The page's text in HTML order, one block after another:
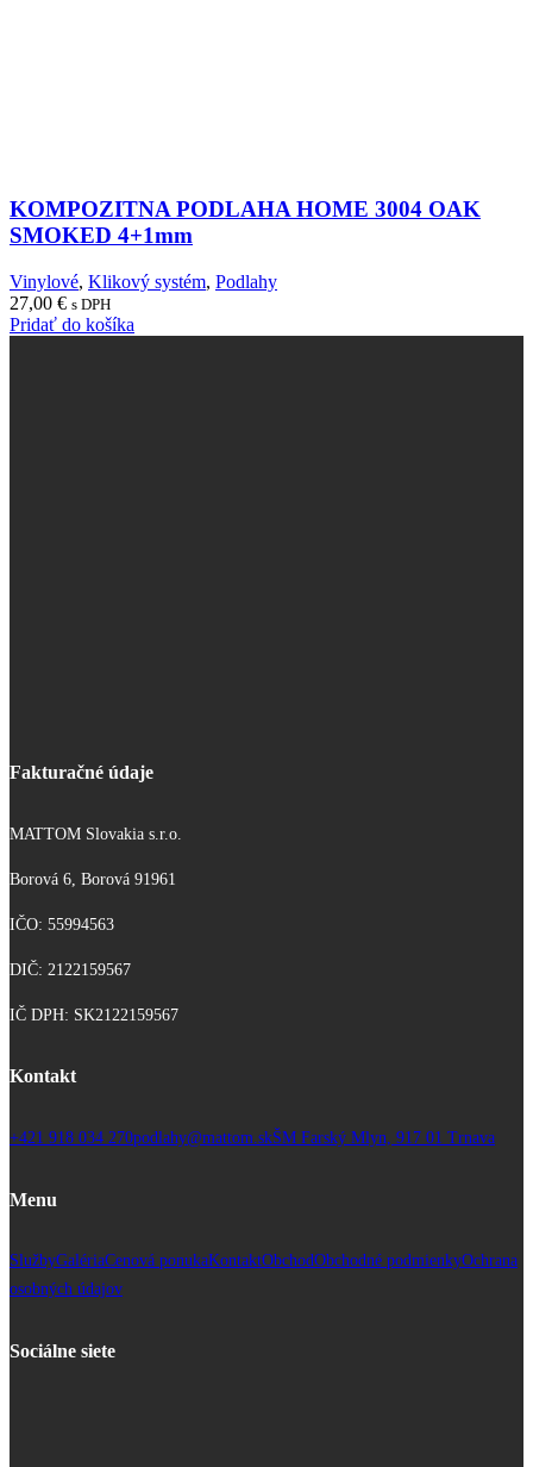
KOMPOZITNA PODLAHA HOME 3004 OAK
SMOKED 4+1mm
Vinylové, Klikový systém, Podlahy
27,00 € s DPH
Pridať do košíka
Fakturačné údaje
MATTOM Slovakia s.r.o.
Borová 6, Borová 91961
IČO: 55994563
DIČ: 2122159567
IČ DPH: SK2122159567
Kontakt
+421 918 034 270podlahy@mattom.skŠM Farský Mlyn, 917 01 Trnava
Menu
SlužbyGalériaCenová ponukaKontaktObchodObchodné podmienkyOchrana
osobných údajov
Sociálne siete